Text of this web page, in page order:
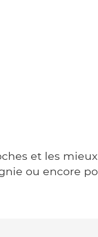
et les mieux
ou encore